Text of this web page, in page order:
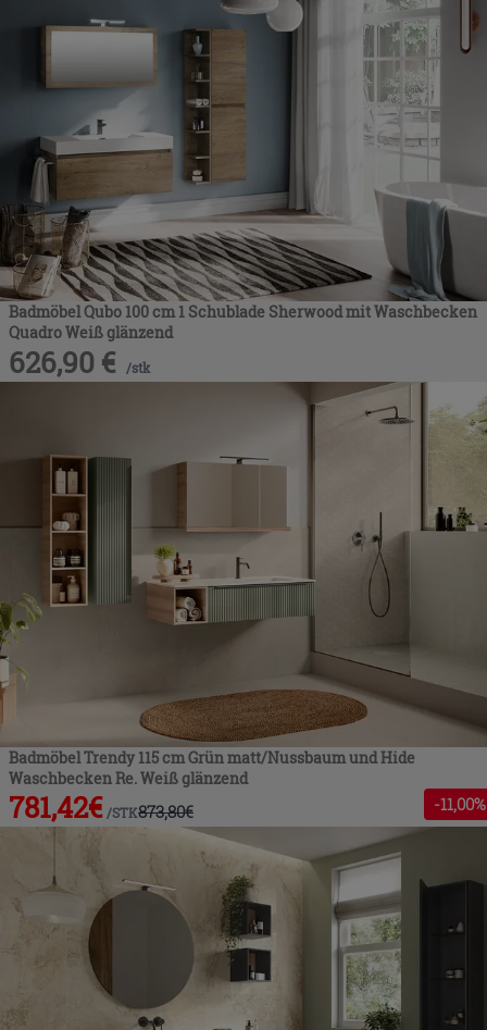
Badmöbel Qubo 100 cm 1 Schublade Sherwood mit Waschbecken
Quadro Weiß glänzend
626,90 € /stk
Badmöbel Trendy 115 cm Grün matt/Nussbaum und Hide
Waschbecken Re. Weiß glänzend
781,42€ /STK873,80€ -11,00%